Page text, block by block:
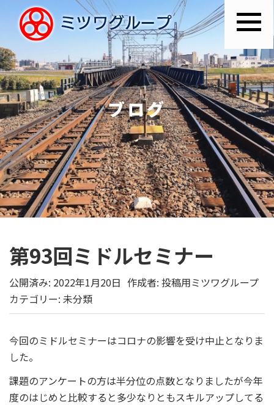
ブログ
第93回ミドルセミナー
公開済み: 2022年1月20日 作成者: 投稿用ミツワグループ
カテゴリー: 未分類
今回のミドルセミナーはコロナの影響を受け中止となりま
した。
課題のアンケートの方は半分位の点数となりましたが今年
度のはじめと比較すると多少なりともスキルアップしてる